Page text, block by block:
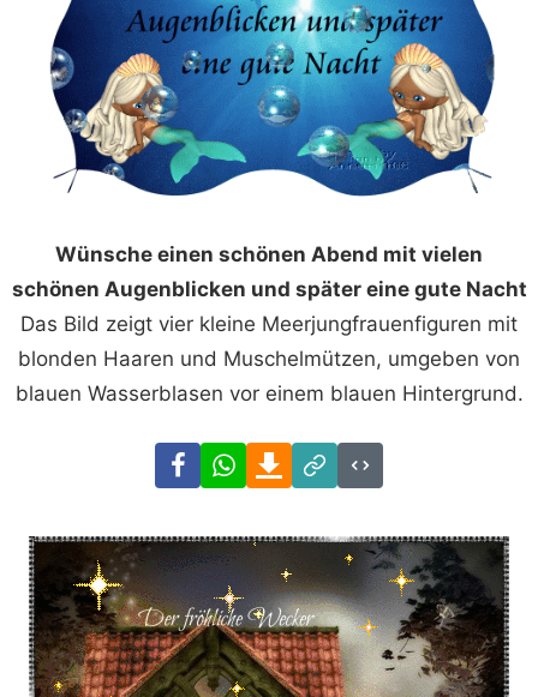
Wünsche einen schönen Abend mit vielen
schönen Augenblicken und später eine gute Nacht
Das Bild zeigt vier kleine Meerjungfrauenfiguren mit
blonden Haaren und Muschelmützen, umgeben von
blauen Wasserblasen vor einem blauen Hintergrund.
FacebookWhatsAppDownload
Link
Code